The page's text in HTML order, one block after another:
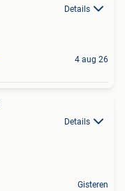
Details
4 aug 26
Details
Gisteren